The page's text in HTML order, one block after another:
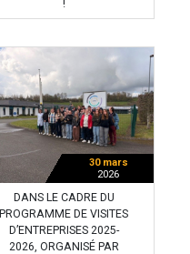
!
30 mars
2026
DANS LE CADRE DU
PROGRAMME DE VISITES
D’ENTREPRISES 2025-
2026, ORGANISÉ PAR